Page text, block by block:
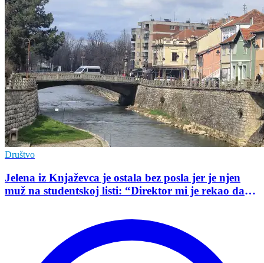
Društvo
Jelena iz Knjaževca je ostala bez posla jer je njen
muž na studentskoj listi: “Direktor mi je rekao da